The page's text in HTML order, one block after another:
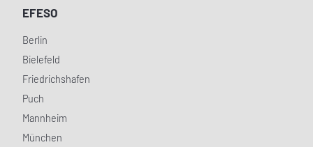
EFESO
Berlin
Bielefeld
Friedrichshafen
Puch
Mannheim
München